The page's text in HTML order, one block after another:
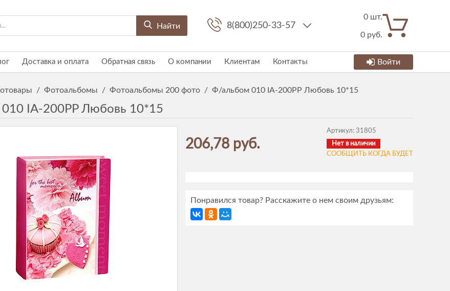
Найти 8(800)250-33-57
0 шт.
0 руб.
Доставка и оплата Обратная связь О компании Клиентам Контакты Войти
/ Фотоальбомы / Фотоальбомы 200 фото / Ф/альбом 010 IA-200PP Любовь 10*15
IA-200PP Любовь 10*15
206,78 руб.
Артикул: 31805
Нет в наличии
СООБЩИТЬ КОГДА БУДЕТ
Понравился товар? Расскажите о нем своим друзьям: